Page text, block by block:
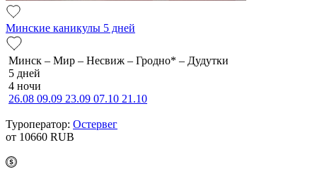
Минские каникулы 5 дней
Минск – Мир – Несвиж – Гродно* – Дудутки
5 дней
4 ночи
26.08 09.09 23.09 07.10 21.10
Туроператор: Остервег
от 10660 RUB